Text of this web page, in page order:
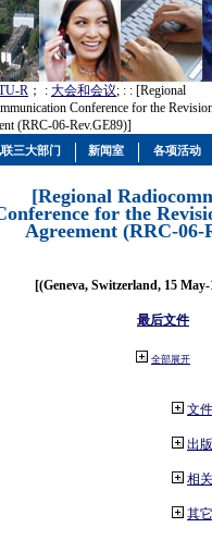
R ； : 大会和会议; : : [Regional
Conference for the
(RRC-06-Rev.GE89)]
[Regional
for the
Agreement (RRC-06-
[(Geneva, Switzerland, 15
最后文件
全部展开
文件
出
相
其
三大部门 新闻室 各项活动